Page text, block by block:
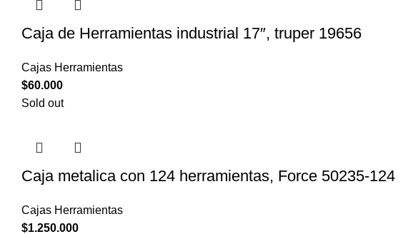
Caja de Herramientas industrial 17″, truper 19656
Cajas Herramientas
$60.000
Sold out
Caja metalica con 124 herramientas, Force 50235-124
Cajas Herramientas
$1.250.000